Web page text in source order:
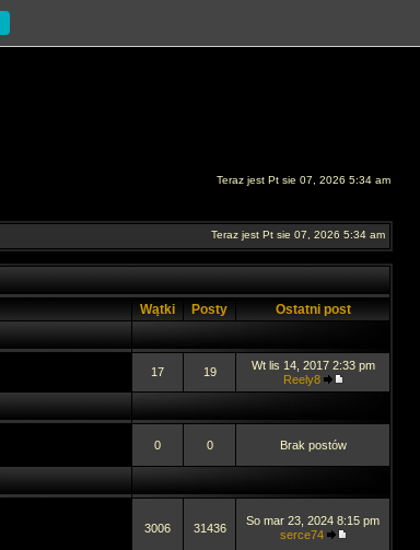
Teraz jest Pt sie 07, 2026 5:34 am
Teraz jest Pt sie 07, 2026 5:34 am
Wątki Posty Ostatni post
17 19
Wt lis 14, 2017 2:33 pm
Reely8
0 0 Brak postów
3006 31436
So mar 23, 2024 8:15 pm
serce74